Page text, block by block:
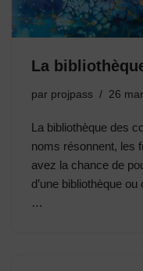
La
par projpass 26
La bibliothèque des
noms résonnent, les
avez la chance de
d’une bibliothèque
…